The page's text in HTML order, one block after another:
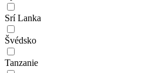
Srí Lanka
Švédsko
Tanzanie